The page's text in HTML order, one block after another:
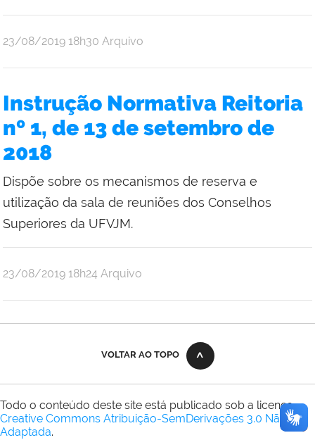
publicado
23/08/2019 18h30 Arquivo
Instrução Normativa Reitoria
nº 1, de 13 de setembro de
2018
Dispõe sobre os mecanismos de reserva e
utilização da sala de reuniões dos Conselhos
Superiores da UFVJM.
publicado
23/08/2019 18h24 Arquivo
VOLTAR AO TOPO
Todo o conteúdo deste site está publicado sob a licença
Creative Commons Atribuição-SemDerivações 3.0 Não
Adaptada.